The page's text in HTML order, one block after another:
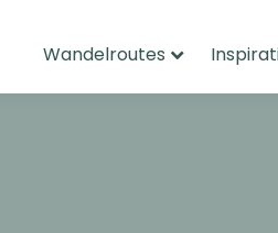
Wandelroutes